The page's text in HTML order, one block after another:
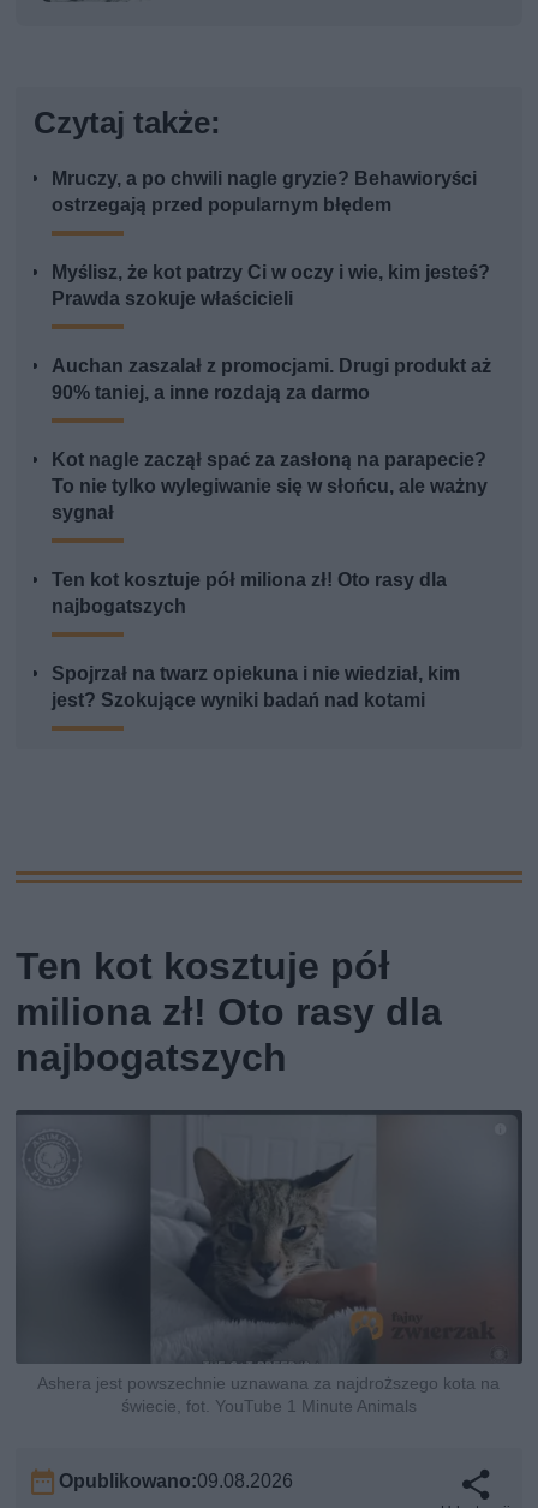
Czytaj także:
Mruczy, a po chwili nagle gryzie? Behawioryści
ostrzegają przed popularnym błędem
Myślisz, że kot patrzy Ci w oczy i wie, kim jesteś?
Prawda szokuje właścicieli
Auchan zaszalał z promocjami. Drugi produkt aż
90% taniej, a inne rozdają za darmo
Kot nagle zaczął spać za zasłoną na parapecie?
To nie tylko wylegiwanie się w słońcu, ale ważny
sygnał
Ten kot kosztuje pół miliona zł! Oto rasy dla
najbogatszych
Spojrzał na twarz opiekuna i nie wiedział, kim
jest? Szokujące wyniki badań nad kotami
Ten kot kosztuje pół
miliona zł! Oto rasy dla
najbogatszych
Ashera jest powszechnie uznawana za najdroższego kota na
świecie, fot. YouTube 1 Minute Animals
Opublikowano:09.08.2026